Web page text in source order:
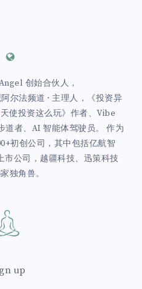
创始合伙人，
尔法频道 · 主理人，《投资异
使投资这么玩》作者、Vibe
者、AI 智能体驾驶员。 作为
初创公司，其中包括亿航智
市公司，越疆科技、迅策科技
独角兽。
up